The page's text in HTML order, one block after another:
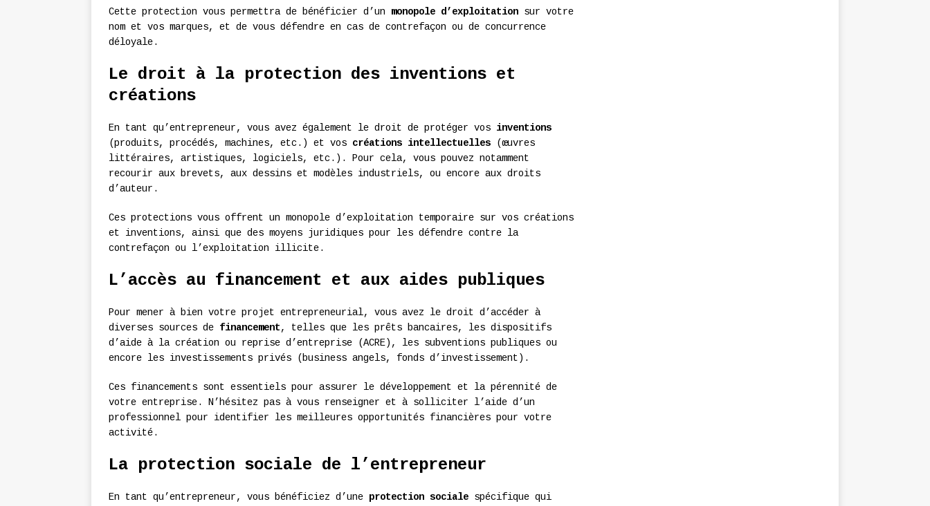
Cette protection vous permettra de bénéficier d’un monopole d’exploitation sur votre
nom et vos marques, et de vous défendre en cas de contrefaçon ou de concurrence
déloyale.
Le droit à la protection des inventions et
créations
En tant qu’entrepreneur, vous avez également le droit de protéger vos inventions
(produits, procédés, machines, etc.) et vos créations intellectuelles (œuvres
littéraires, artistiques, logiciels, etc.). Pour cela, vous pouvez notamment
recourir aux brevets, aux dessins et modèles industriels, ou encore aux droits
d’auteur.
Ces protections vous offrent un monopole d’exploitation temporaire sur vos créations
et inventions, ainsi que des moyens juridiques pour les défendre contre la
contrefaçon ou l’exploitation illicite.
L’accès au financement et aux aides publiques
Pour mener à bien votre projet entrepreneurial, vous avez le droit d’accéder à
diverses sources de financement, telles que les prêts bancaires, les dispositifs
d’aide à la création ou reprise d’entreprise (ACRE), les subventions publiques ou
encore les investissements privés (business angels, fonds d’investissement).
Ces financements sont essentiels pour assurer le développement et la pérennité de
votre entreprise. N’hésitez pas à vous renseigner et à solliciter l’aide d’un
professionnel pour identifier les meilleures opportunités financières pour votre
activité.
La protection sociale de l’entrepreneur
En tant qu’entrepreneur, vous bénéficiez d’une protection sociale spécifique qui